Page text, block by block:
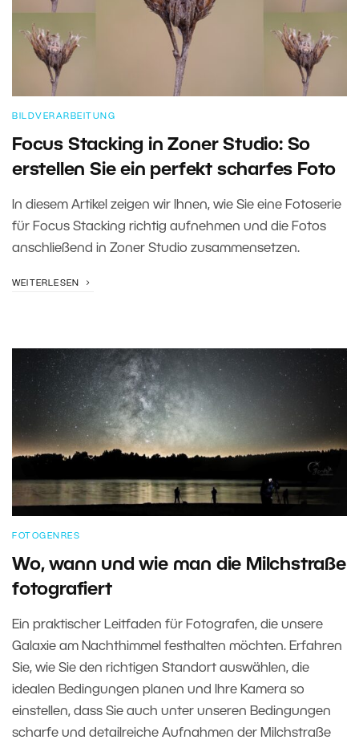
BILDVERARBEITUNG
Focus Stacking in Zoner Studio: So
erstellen Sie ein perfekt scharfes Foto
In diesem Artikel zeigen wir Ihnen, wie Sie eine Fotoserie
für Focus Stacking richtig aufnehmen und die Fotos
anschließend in Zoner Studio zusammensetzen.
WEITERLESEN
FOTOGENRES
Wo, wann und wie man die Milchstraße
fotografiert
Ein praktischer Leitfaden für Fotografen, die unsere
Galaxie am Nachthimmel festhalten möchten. Erfahren
Sie, wie Sie den richtigen Standort auswählen, die
idealen Bedingungen planen und Ihre Kamera so
einstellen, dass Sie auch unter unseren Bedingungen
scharfe und detailreiche Aufnahmen der Milchstraße